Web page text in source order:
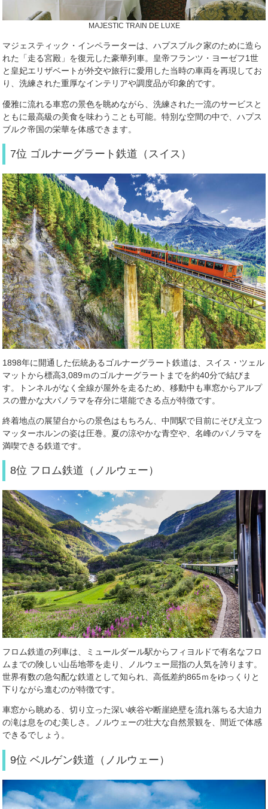
MAJESTIC TRAIN DE LUXE
マジェスティック・インペラーターは、ハプスブルク家のために造ら
れた「走る宮殿」を復元した豪華列車。皇帝フランツ・ヨーゼフ1世
と皇妃エリザベートが外交や旅行に愛用した当時の車両を再現してお
り、洗練された重厚なインテリアや調度品が印象的です。
優雅に流れる車窓の景色を眺めながら、洗練された一流のサービスと
ともに最高級の美食を味わうことも可能。特別な空間の中で、ハプス
ブルク帝国の栄華を体感できます。
7位 ゴルナーグラート鉄道（スイス）
1898年に開通した伝統あるゴルナーグラート鉄道は、スイス・ツェル
マットから標高3,089ｍのゴルナーグラートまでを約40分で結びま
す。トンネルがなく全線が屋外を走るため、移動中も車窓からアルプ
スの豊かな大パノラマを存分に堪能できる点が特徴です。
終着地点の展望台からの景色はもちろん、中間駅で目前にそびえ立つ
マッターホルンの姿は圧巻。夏の涼やかな青空や、名峰のパノラマを
満喫できる鉄道です。
8位 フロム鉄道（ノルウェー）
フロム鉄道の列車は、ミュールダール駅からフィヨルドで有名なフロ
ムまでの険しい山岳地帯を走り、ノルウェー屈指の人気を誇ります。
世界有数の急勾配な鉄道として知られ、高低差約865ｍをゆっくりと
下りながら進むのが特徴です。
車窓から眺める、切り立った深い峡谷や断崖絶壁を流れ落ちる大迫力
の滝は息をのむ美しさ。ノルウェーの壮大な自然景観を、間近で体感
できるでしょう。
9位 ベルゲン鉄道（ノルウェー）